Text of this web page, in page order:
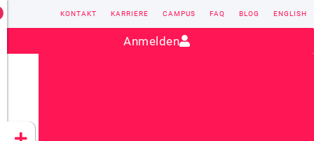
CONZEPT 16
Kontakt:sales@vectorsoft.de
KONTAKT KARRIERE CAMPUS FAQ BLOG ENGLISH
Anmelden